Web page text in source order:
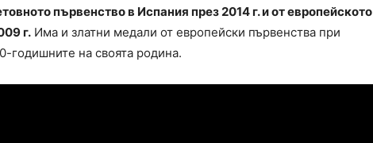
първенство в Испания през 2014 г. и от европейското
г. Има и златни медали от европейски първенства при
годишните на своята родина.